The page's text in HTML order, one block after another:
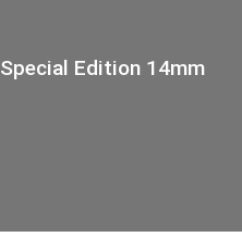
Edition 14mm